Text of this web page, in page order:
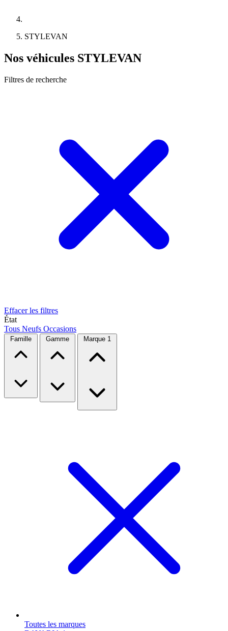
STYLEVAN
Nos véhicules STYLEVAN
Filtres de recherche
Effacer les filtres
État
Tous Neufs Occasions
Famille Gamme Marque 1
Toutes les marques